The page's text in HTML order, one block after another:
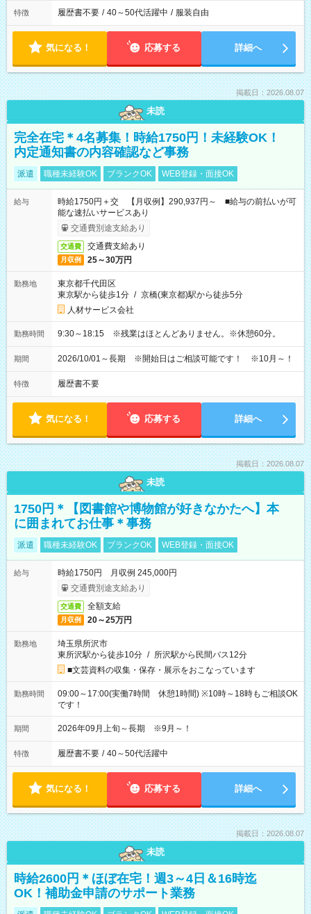
特徴 履歴書不要 / 40～50代活躍中 / 服装自由
気になる！ 応募する 詳細へ
掲載日：2026.08.07
未読
完全在宅＊4名募集！時給1750円！未経験OK！
内定通知書の内容確認など事務
派遣 職種未経験OK ブランクOK WEB登録・面接OK
給与
時給1750円＋交 【月収例】290,937円～ ■給与の前払いが可
能な速払いサービスあり
交通費別途支給あり
交通費 交通費支給あり
月収例 25～30万円
勤務地
東京都千代田区
東京駅から徒歩1分 / 京橋(東京都)駅から徒歩5分
人材サービス会社
勤務時間 9:30～18:15 ※残業はほとんどありません。※休憩60分。
期間 2026/10/01～長期 ※開始日はご相談可能です！ ※10月～！
特徴 履歴書不要
気になる！ 応募する 詳細へ
掲載日：2026.08.07
未読
1750円＊【図書館や博物館が好きなかたへ】本
に囲まれてお仕事＊事務
派遣 職種未経験OK ブランクOK WEB登録・面接OK
給与
時給1750円 月収例 245,000円
交通費別途支給あり
交通費 全額支給
月収例 20～25万円
勤務地
埼玉県所沢市
東所沢駅から徒歩10分 / 所沢駅から民間バス12分
■文芸資料の収集・保存・展示をおこなっています
勤務時間
09:00～17:00(実働7時間 休憩1時間) ※10時～18時もご相談OK
です！
期間 2026年09月上旬～長期 ※9月～！
特徴 履歴書不要 / 40～50代活躍中
気になる！ 応募する 詳細へ
掲載日：2026.08.07
未読
時給2600円＊ほぼ在宅！週3～4日＆16時迄
OK！補助金申請のサポート業務